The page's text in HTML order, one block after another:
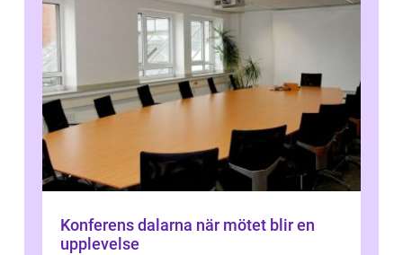
Konferens dalarna när mötet blir en
upplevelse